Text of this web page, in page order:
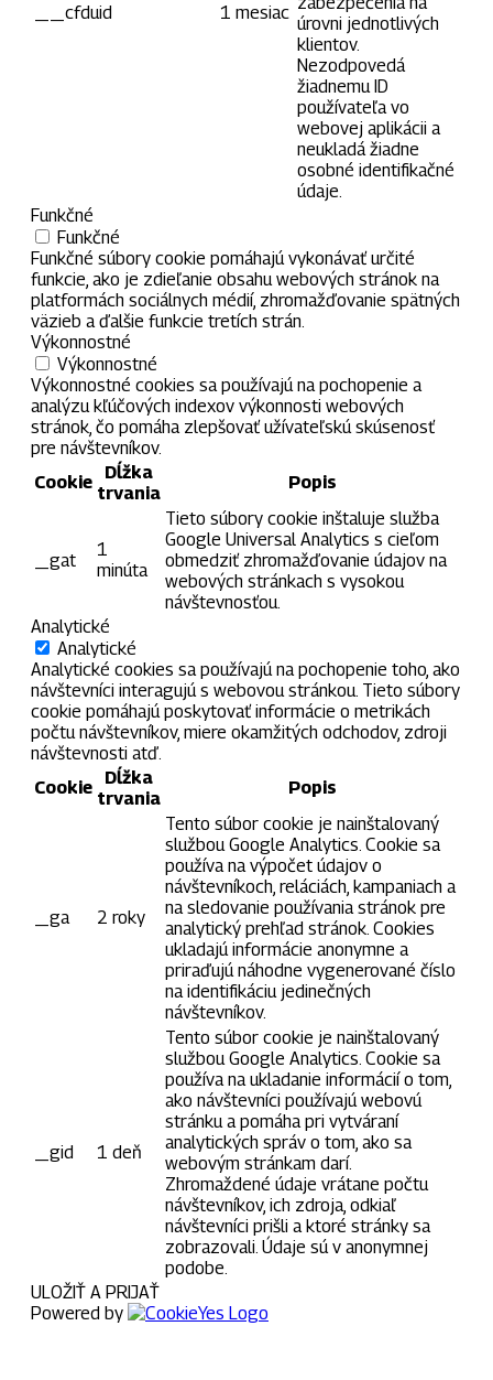
__cfduid 1 mesiac
úrovni jednotlivých
klientov.
Nezodpovedá
žiadnemu ID
používateľa vo
webovej aplikácii a
neukladá žiadne
osobné identifikačné
údaje.
Funkčné
Funkčné
Funkčné súbory cookie pomáhajú vykonávať určité
funkcie, ako je zdieľanie obsahu webových stránok na
platformách sociálnych médií, zhromažďovanie spätných
väzieb a ďalšie funkcie tretích strán.
Výkonnostné
Výkonnostné
Výkonnostné cookies sa používajú na pochopenie a
analýzu kľúčových indexov výkonnosti webových
stránok, čo pomáha zlepšovať užívateľskú skúsenosť
pre návštevníkov.
Cookie
Dĺžka
trvania
Popis
_gat
1
minúta
Tieto súbory cookie inštaluje služba
Google Universal Analytics s cieľom
obmedziť zhromažďovanie údajov na
webových stránkach s vysokou
návštevnosťou.
Analytické
Analytické
Analytické cookies sa používajú na pochopenie toho, ako
návštevníci interagujú s webovou stránkou. Tieto súbory
cookie pomáhajú poskytovať informácie o metrikách
počtu návštevníkov, miere okamžitých odchodov, zdroji
návštevnosti atď.
Cookie
Dĺžka
trvania
Popis
_ga 2 roky
Tento súbor cookie je nainštalovaný
službou Google Analytics. Cookie sa
používa na výpočet údajov o
návštevníkoch, reláciách, kampaniach a
na sledovanie používania stránok pre
analytický prehľad stránok. Cookies
ukladajú informácie anonymne a
priraďujú náhodne vygenerované číslo
na identifikáciu jedinečných
návštevníkov.
_gid 1 deň
Tento súbor cookie je nainštalovaný
službou Google Analytics. Cookie sa
používa na ukladanie informácií o tom,
ako návštevníci používajú webovú
stránku a pomáha pri vytváraní
analytických správ o tom, ako sa
webovým stránkam darí.
Zhromaždené údaje vrátane počtu
návštevníkov, ich zdroja, odkiaľ
návštevníci prišli a ktoré stránky sa
zobrazovali. Údaje sú v anonymnej
podobe.
ULOŽIŤ A PRIJAŤ
Powered by